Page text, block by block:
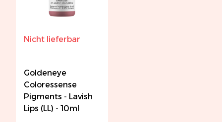
Nicht lieferbar
Goldeneye
Coloressense
Pigments - Lavish
Lips (LL) - 10ml